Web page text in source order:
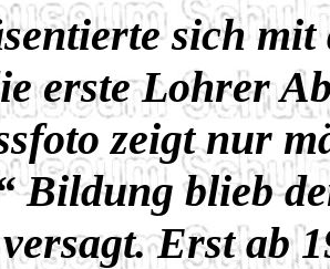
sich
erste Lohrer
zeigt nur
Bildung blieb
Erst ab